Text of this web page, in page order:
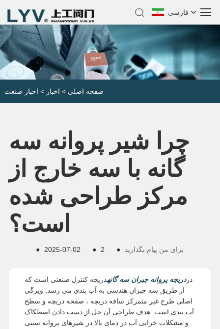
فارسی
صفحه اصلی > اخبار > اخبار صنعت
چرا شیر پروانه سه
گانه با سه خارج از
مرکز طراحی شده
است؟
● 2025-07-02 ● 2 ● برای من پیام بگذارید
دردریچه پروانه جبران سه گانهدریچه کنترل صنعتی است که
از طریق سه جبران هندسی به آب بندی می رسد. ویژگی
اصلی طرح غیر متمرکز ساقه دریچه ، صفحه دریچه و سطح
آب بندی است. هدف طراحی آن حل از دست دادن اصطکاک
و مشکلات خرابی آب در دمای بالا در شیرهای پروانه سنتی